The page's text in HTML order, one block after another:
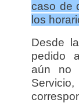
caso de
los
Desde
pedido
aún no